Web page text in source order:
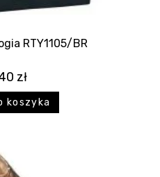
RTY1105/BR
zł
koszyka